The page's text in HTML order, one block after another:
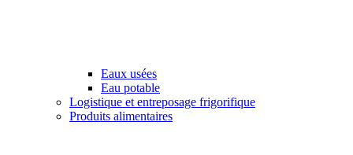
Eaux usées
Eau potable
Logistique et entreposage frigorifique
Produits alimentaires